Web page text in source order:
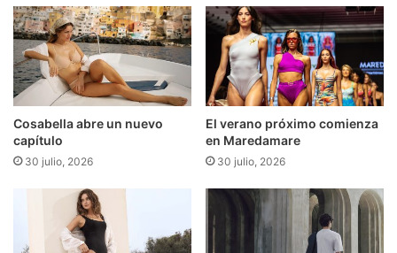
Cosabella abre un nuevo
capítulo
30 julio, 2026
El verano próximo comienza
en Maredamare
30 julio, 2026